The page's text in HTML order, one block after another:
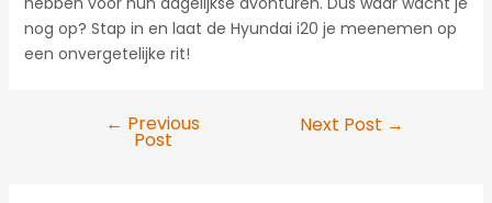
nog op? Stap in en laat de Hyundai i20 je meenemen op
een onvergetelijke rit!
navigation
← Previous
Post
Next Post →